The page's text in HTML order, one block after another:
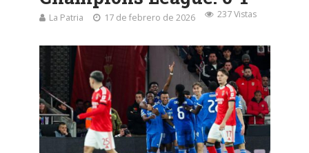
La Patria 17 de febrero de 2026 237 Vistas